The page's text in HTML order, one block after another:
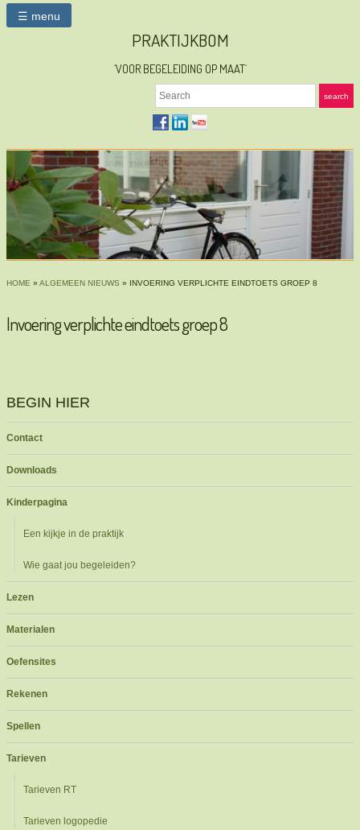
☰ menu
PRAKTIJKBOM
`VOOR BEGELEIDING OP MAAT´
Search search
HOME » ALGEMEEN NIEUWS » INVOERING VERPLICHTE EINDTOETS GROEP 8
Invoering verplichte eindtoets groep 8
BEGIN HIER
Contact
Downloads
Kinderpagina
Een kijkje in de praktijk
Wie gaat jou begeleiden?
Lezen
Materialen
Oefensites
Rekenen
Spellen
Tarieven
Tarieven RT
Tarieven logopedie